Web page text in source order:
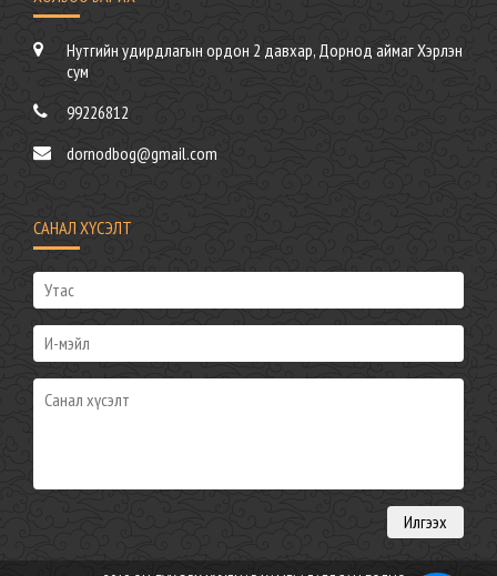
Нутгийн удирдлагын ордон 2 давхар, Дорнод аймаг Хэрлэн
сум
99226812
dornodbog@gmail.com
САНАЛ ХҮСЭЛТ